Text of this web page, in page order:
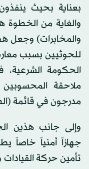
بعناية بحيث
والغاية من
والمخابرات) وجعل
للحوثيين بسبب
الحكومة الشرعية،
ملاحقة
مدرجون في قائمة
وإلى جانب هذين
جهازاً أمنياً خاصاً
تأمين حركة